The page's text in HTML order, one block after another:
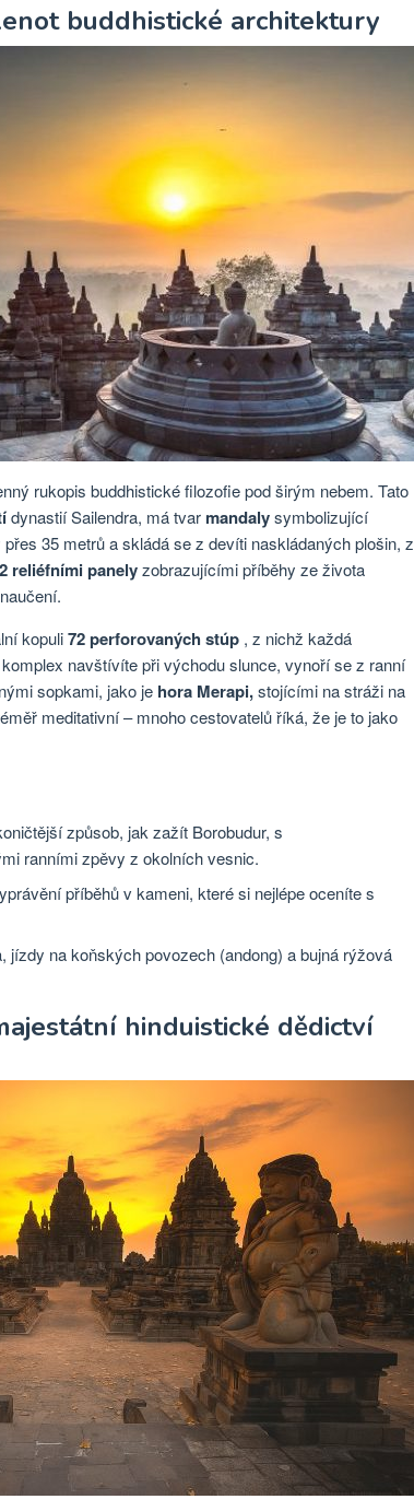
buddhistické architektury
rukopis buddhistické filozofie pod širým nebem. Tato
dynastií Sailendra, má tvar mandalysymbolizující
35 metrů a skládá se z devíti naskládaných plošin, z
reliéfními panelyzobrazujícími příběhy ze života
kopuli72 perforovaných stúp , z nichž každá
navštívíte při východu slunce, vynoří se z ranní
sopkami, jako je hora Merapi,stojícími na stráži na
meditativní – mnoho cestovatelů říká, že je to jako
způsob, jak zažít Borobudur, s
ranními zpěvy z okolních vesnic.
příběhů v kameni, které si nejlépe oceníte s
jízdy na koňských povozech (andong) a bujná rýžová
hinduistické dědictví